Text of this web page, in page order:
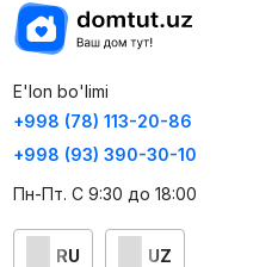
E'lon bo'limi
+998 (78) 113-20-86
+998 (93) 390-30-10
Пн-Пт. С 9:30 до 18:00
RU UZ